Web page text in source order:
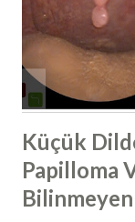
mukus tabakası
burun etine
etini çarpar,
cisimleri,
Küçük
Papilloma